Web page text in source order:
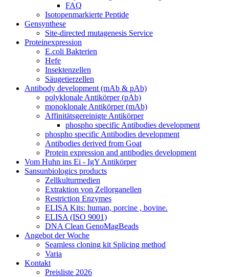
FAQ
Isotopenmarkierte Peptide
Gensynthese
Site-directed mutagenesis Service
Proteinexpression
E.coli Bakterien
Hefe
Insektenzellen
Säugetierzellen
Antibody development (mAb & pAb)
polyklonale Antikörper (pAb)
monoklonale Antikörper (mAb)
Affinitätsgereinigte Antikörper
phospho specific Antibodies development
phospho specific Antibodies development
Antibodies derived from Goat
Protein expression and antibodies development
Vom Huhn ins Ei - IgY Antikörper
Sansunbiologics products
Zellkulturmedien
Extraktion von Zellorganellen
Restriction Enzymes
ELISA Kits: human, porcine , bovine.
ELISA (ISO 9001)
DNA Clean GenoMagBeads
Angebot der Woche
Seamless cloning kit Splicing method
Varia
Kontakt
Preisliste 2026